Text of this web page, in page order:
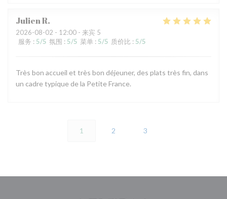
JulienR
2026-08-02 - 12:00 - 来宾 5
服务 : 5/5 氛围 : 5/5 菜单 : 5/5 质价比 : 5/5
Très bon accueil et très bon déjeuner, des plats très fin, dans
un cadre typique de la Petite France.
1 2 3